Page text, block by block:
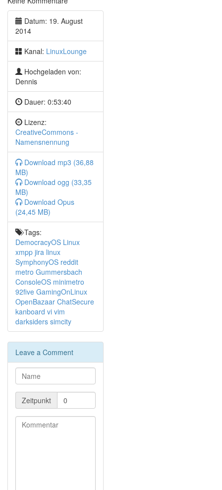
OpenBazaar
Gummersbach wechselte zu Linux
GamingOnLinux braucht Editors
Zockerecke
Mini Metro für Linux
Spellforce 3 für Linux
Darksiders 2 für Linux angekündigt
Sanctum für Linux
Crookz für Linux angekündigt
Tipps & Tricks
Webbasiertes Meldetool mit XMPP
Interface
Linktipp: Vi/Vim verbessern
RedditJS
Linktipp: Bootzeit unter Systemd analysieren
Kanboard - Jira-Alternative
Datum: 19. August
2014
Kanal: LinuxLounge
Hochgeladen von:
Dennis
Dauer: 0:53:40
Lizenz:
CreativeCommons -
Namensnennung
Download mp3 (36,88
MB)
Download ogg (33,35
MB)
Download Opus
(24,45 MB)
Tags:
DemocracyOS Linux
xmpp jira linux
SymphonyOS reddit
metro Gummersbach
ConsoleOS minimetro
92five GamingOnLinux
OpenBazaar ChatSecure
kanboard vi vim
darksiders simcity
Leave a Comment
Zeitpunkt